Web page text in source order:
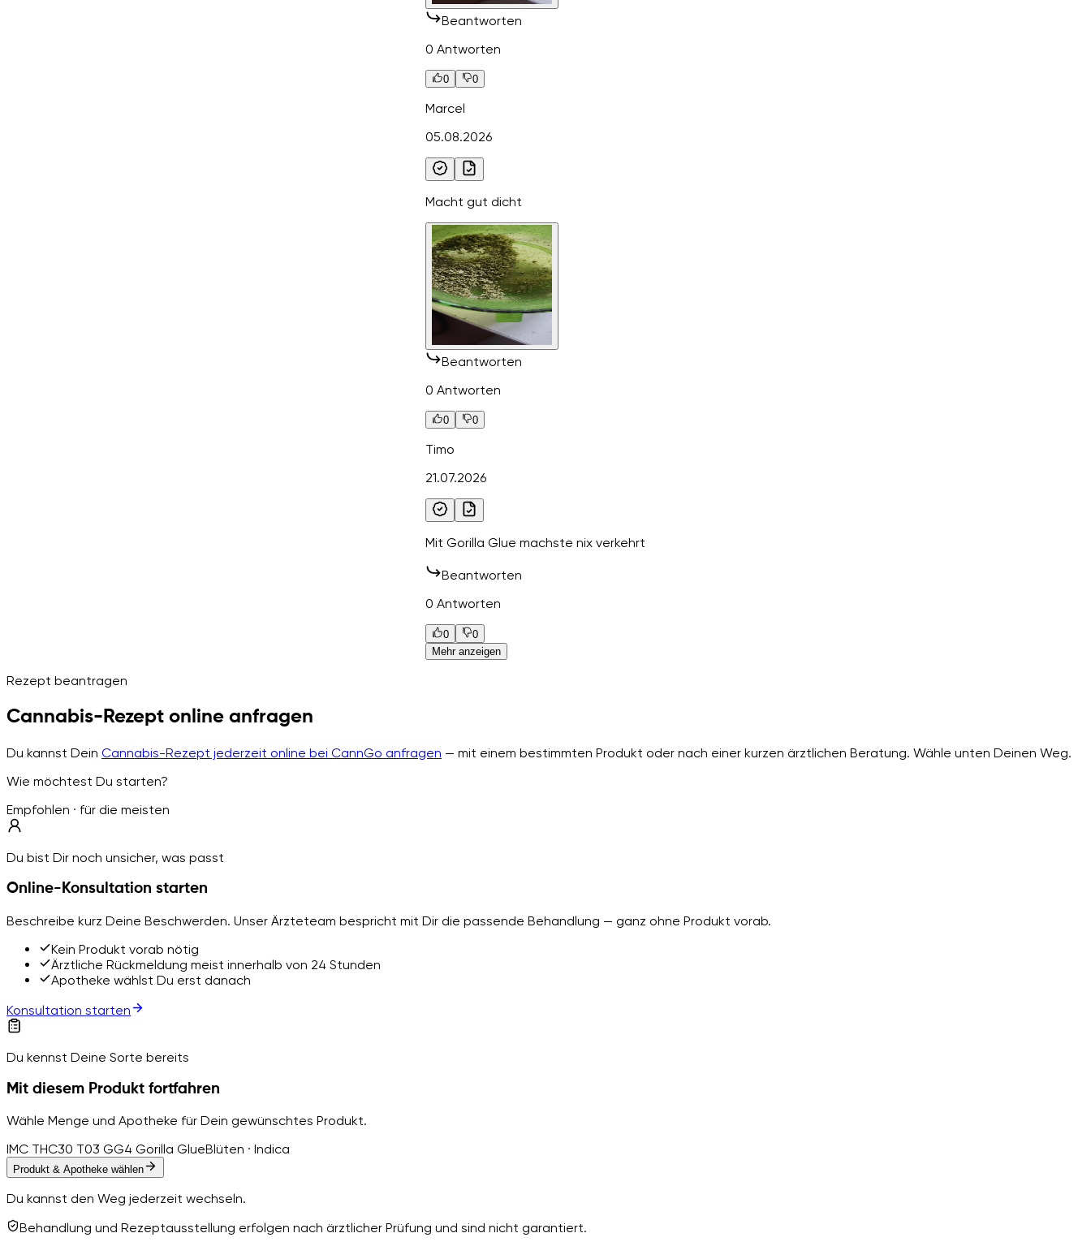
Beantworten
0 Antworten
0 0
Marcel
05.08.2026
Macht gut dicht
Beantworten
0 Antworten
0 0
Timo
21.07.2026
Mit Gorilla Glue machste nix verkehrt
Beantworten
0 Antworten
0
0
Mehr anzeigen
Rezept beantragen
Cannabis-Rezept online anfragen
Du kannst Dein Cannabis-Rezept jederzeit online bei CannGo anfragen — mit einem bestimmten Produkt oder nach einer kurzen ärztlichen Beratung. Wähle unten Deinen Weg.
Wie möchtest Du starten?
Empfohlen · für die meisten
Du bist Dir noch unsicher, was passt
Online-Konsultation starten
Beschreibe kurz Deine Beschwerden. Unser Ärzteteam bespricht mit Dir die passende Behandlung — ganz ohne Produkt vorab.
Kein Produkt vorab nötig
Ärztliche Rückmeldung meist innerhalb von 24 Stunden
Apotheke wählst Du erst danach
Konsultation starten
Du kennst Deine Sorte bereits
Mit diesem Produkt fortfahren
Wähle Menge und Apotheke für Dein gewünschtes Produkt.
IMC THC30 T03 GG4 Gorilla GlueBlüten · Indica
Produkt & Apotheke wählen
Du kannst den Weg jederzeit wechseln.
Behandlung und Rezeptausstellung erfolgen nach ärztlicher Prüfung und sind nicht garantiert.